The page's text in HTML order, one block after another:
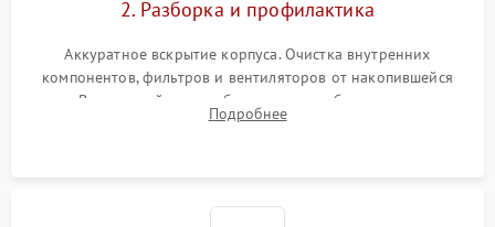
2. Разборка и профилактика
Аккуратное вскрытие корпуса. Очистка внутренних
компонентов, фильтров и вентиляторов от накопившейся
пыли. Визуальный осмотр блока питания, балласта лампы и
материнской платы на наличие прогаров или вздутых
Подробнее